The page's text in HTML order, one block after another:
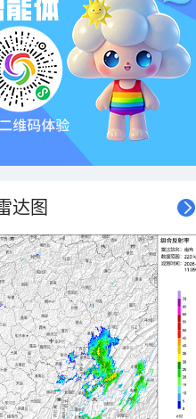
达图